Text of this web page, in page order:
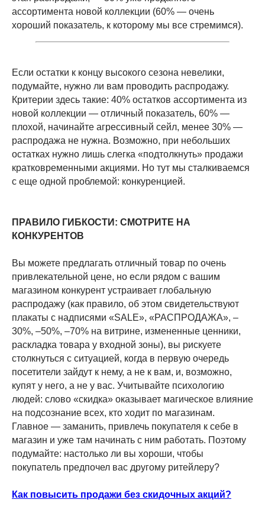
ассортимента новой коллекции (60% — очень
хороший показатель, к которому мы все стремимся).
Если остатки к концу высокого сезона невелики,
подумайте, нужно ли вам проводить распродажу.
Критерии здесь такие: 40% остатков ассортимента из
новой коллекции — отличный показатель, 60% —
плохой, начинайте агрессивный сейл, менее 30% —
распродажа не нужна. Возможно, при небольших
остатках нужно лишь слегка «подтолкнуть» продажи
кратковременными акциями. Но тут мы сталкиваемся
с еще одной проблемой: конкуренцией.
ПРАВИЛО ГИБКОСТИ: СМОТРИТЕ НА
КОНКУРЕНТОВ
Вы можете предлагать отличный товар по очень
привлекательной цене, но если рядом с вашим
магазином конкурент устраивает глобальную
распродажу (как правило, об этом свидетельствуют
плакаты с надписями «SALE», «РАСПРОДАЖА», –
30%, –50%, –70% на витрине, измененные ценники,
раскладка товара у входной зоны), вы рискуете
столкнуться с ситуацией, когда в первую очередь
посетители зайдут к нему, а не к вам, и, возможно,
купят у него, а не у вас. Учитывайте психологию
людей: слово «скидка» оказывает магическое влияние
на подсознание всех, кто ходит по магазинам.
Главное — заманить, привлечь покупателя к себе в
магазин и уже там начинать с ним работать. Поэтому
подумайте: настолько ли вы хороши, чтобы
покупатель предпочел вас другому ритейлеру?
Как повысить продажи без скидочных акций?